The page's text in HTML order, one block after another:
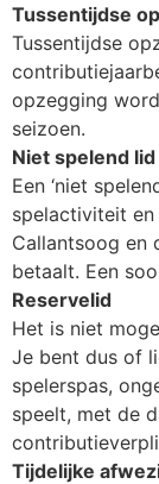
Tussentijdse
Tussentijdse
opzegging
seizoen.
Niet spelend lid
Een ‘niet
spelactiviteit en
Callantsoog en
betaalt. Een
Reservelid
Het is niet
Je bent dus of
spelerspas,
speelt, met de
Tijdelijke